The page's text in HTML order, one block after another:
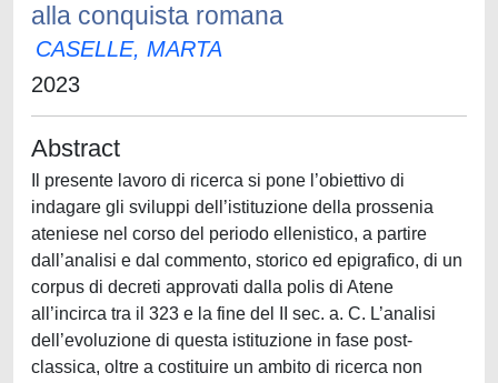
alla conquista romana
CASELLE, MARTA
2023
Abstract
Il presente lavoro di ricerca si pone l’obiettivo di
indagare gli sviluppi dell’istituzione della prossenia
ateniese nel corso del periodo ellenistico, a partire
dall’analisi e dal commento, storico ed epigrafico, di un
corpus di decreti approvati dalla polis di Atene
all’incirca tra il 323 e la fine del II sec. a. C. L’analisi
dell’evoluzione di questa istituzione in fase post-
classica, oltre a costituire un ambito di ricerca non